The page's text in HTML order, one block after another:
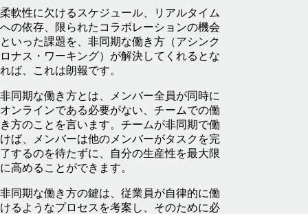
柔軟性に欠けるスケジュール、リアルタイム
への依存、限られたコラボレーションの機会
といった課題を、非同期な働き方（アシンク
ロナス・ワーキング）が解決してくれるとな
れば、これは朗報です。
非同期な働き方とは、メンバー全員が同時に
オンラインである必要がない、チームでの働
き方のことを言います。チームが非同期で働
けば、メンバーは他のメンバーがタスクを完
了するのを待たずに、自分の生産性を最大限
に高めることができます。
非同期な働き方の鍵は、従業員が自律的に働
けるようなプロセスを考案し、そのために必